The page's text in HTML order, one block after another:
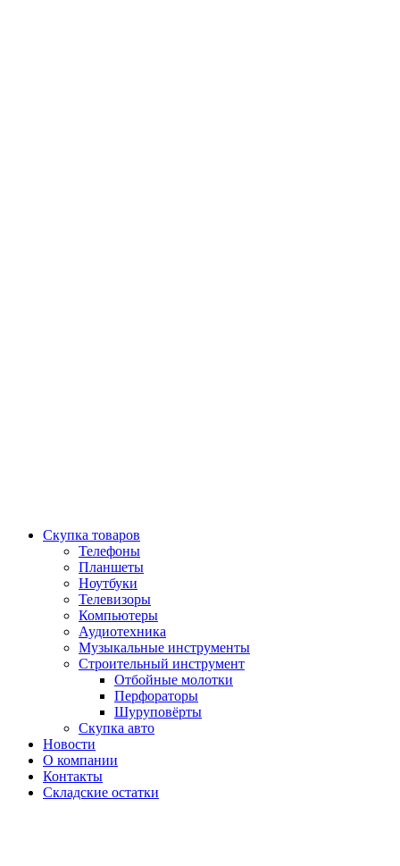
Скупка товаров
Телефоны
Планшеты
Ноутбуки
Телевизоры
Компьютеры
Аудиотехника
Музыкальные инструменты
Строительный инструмент
Отбойные молотки
Перфораторы
Шуруповёрты
Скупка авто
Новости
О компании
Контакты
Складские остатки